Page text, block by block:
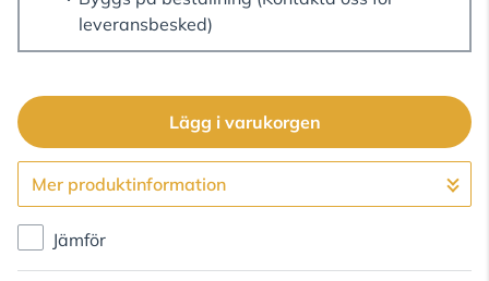
leveransbesked)
Lägg i varukorgen
Gå till kassan
Mer produktinformation
Jämför